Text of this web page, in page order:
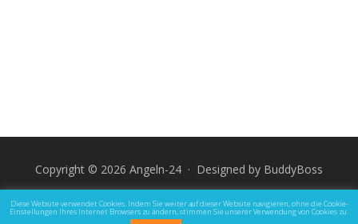
Copyright © 2026 Angeln-24 · Designed by BuddyBoss
Impressum Datenschutz und Rechtliche Hinweise
Diese Website verwendet Cookies. Indem Sie weiter auf dieser Website navigieren, ohne die Cookie-
Einstellungen Ihres Internet Browsers zu ändern, stimmen Sie unserer Verwendung von Cookies zu.